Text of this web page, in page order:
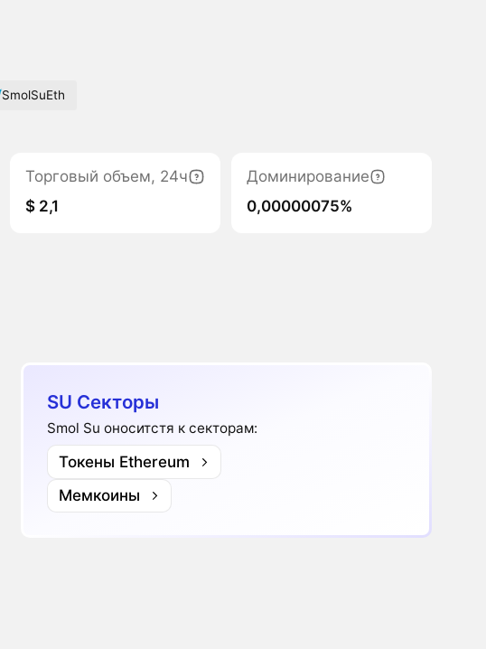
SmolSuEth
Торговый объем, 24ч
$ 2,1
Доминирование
0,00000075%
SU Секторы
Smol Su оноситстя к секторам:
Токены Ethereum
Мемкоины